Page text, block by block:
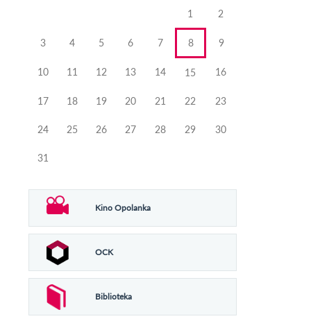
1 2
3 4 5 6 7 8 9
10 11 12 13 14 15 16
17 18 19 20 21 22 23
24 25 26 27 28 29 30
31
Kino Opolanka
OCK
Biblioteka